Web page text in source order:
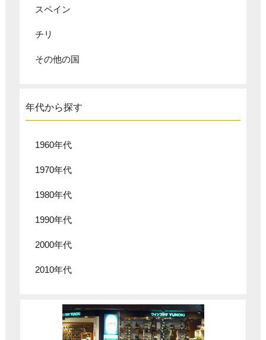
スペイン
チリ
その他の国
年代から探す
1960年代
1970年代
1980年代
1990年代
2000年代
2010年代